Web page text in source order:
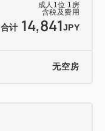
成人 1位 1 房
含税及费用
合计 14,841JPY
无空房